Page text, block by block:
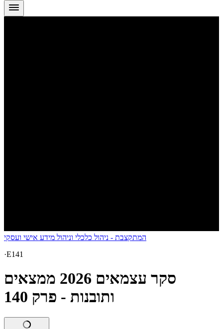
המתקצבת - ניהול כלכלי וניהול מידע אישי ועסקי
·E141
סקר עצמאים 2026 ממצאים
ותובנות - פרק 140